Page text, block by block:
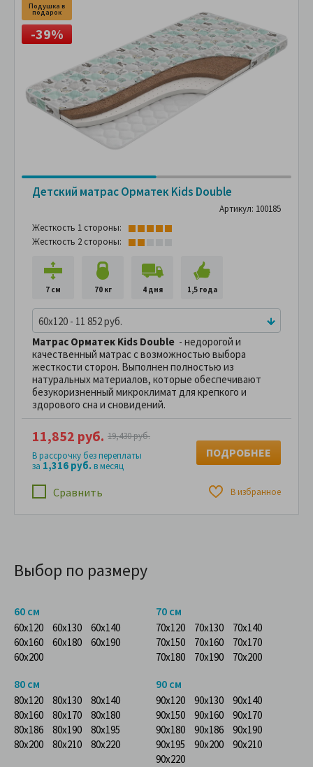
Подушка в
подарок
-39%
Детский матрас Орматек Kids Double
Артикул: 100185
Жесткость 1 стороны:
Жесткость 2 стороны:
7 см 70 кг 4 дня 1,5 года
60x120 - 11 852 руб.
Матрас Орматек Kids Double - недорогой и
качественный матрас с возможностью выбора
жесткости сторон. Выполнен полностью из
натуральных материалов, которые обеспечивают
безукоризненный микроклимат для крепкого и
здорового сна и сновидений.
Сравнить В избранное
11,852 руб. 19,430 руб.
В рассрочку без переплаты
за 1,316 руб.в месяц
ПОДРОБНЕЕ
Выбор по размеру
60 см
60x120 60x130
60x140
60x160
60x180
60x190
60x200
70 см
70x120 70x130
70x140
70x150
70x160
70x170
70x180
70x190 70x200
80 см
80x120 80x130
80x140
80x160
80x170
80x180
80x186
80x190
80x195
80x200
80x210 80x220
90 см
90x120 90x130
90x140
90x150
90x160
90x170
90x180
90x186
90x190
90x195
90x200
90x210
90x220